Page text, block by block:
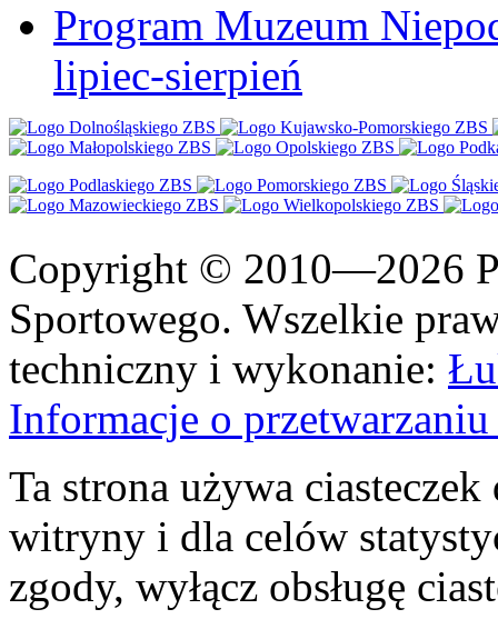
Program Muzeum
lipiec-sierpień
Copyright © 2010—2026
Sportowego. Wszelkie
techniczny i wykonanie:
Informacje o
Ta strona używa
witryny i dla celów
zgody, wyłącz obsługę